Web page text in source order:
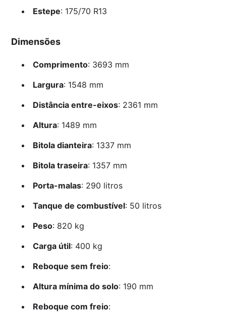
Estepe: 175/70 R13
Dimensões
Comprimento: 3693 mm
Largura: 1548 mm
Distância entre-eixos: 2361 mm
Altura: 1489 mm
Bitola dianteira: 1337 mm
Bitola traseira: 1357 mm
Porta-malas: 290 litros
Tanque de combustível: 50 litros
Peso: 820 kg
Carga útil: 400 kg
Reboque sem freio:
Altura mínima do solo: 190 mm
Reboque com freio: